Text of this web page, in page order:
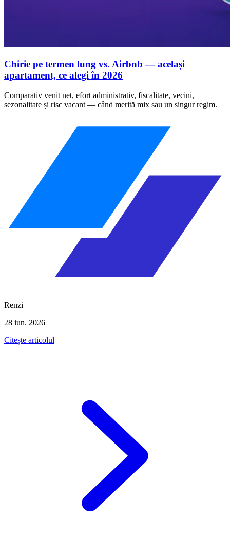
Chirie pe termen lung vs. Airbnb — același
apartament, ce alegi în 2026
Comparativ venit net, efort administrativ, fiscalitate, vecini,
sezonalitate și risc vacant — când merită mix sau un singur regim.
Renzi
28 iun. 2026
Citește articolul